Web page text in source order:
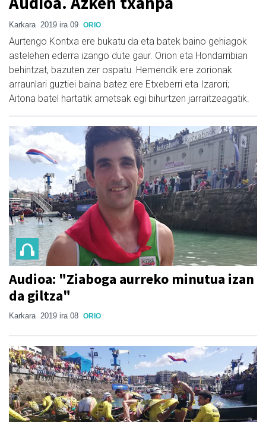
Karkara 2019 ira 09 ORIO
Aurtengo Kontxa ere bukatu da eta batek baino gehiagok
astelehen ederra izango dute gaur. Orion eta Hondarribian
behintzat, bazuten zer ospatu. Hemendik ere zorionak
arraunlari guztiei baina batez ere Etxeberri eta Izarori;
Aitona batel hartatik ametsak egi bihurtzen jarraitzeagatik.
Audioa: "Ziaboga aurreko minutua izan
da giltza"
Karkara 2019 ira 08 ORIO